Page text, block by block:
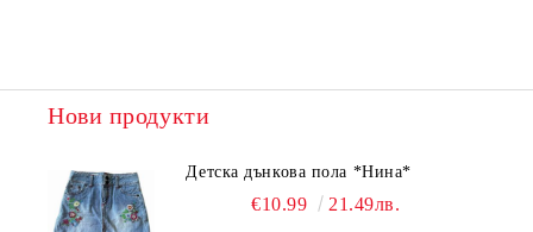
Нови продукти
Детска дънкова пола *Нина*
€10.99 21.49лв.